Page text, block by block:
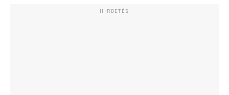
HIRDETÉS